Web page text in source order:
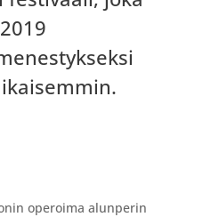
operoima alunperin